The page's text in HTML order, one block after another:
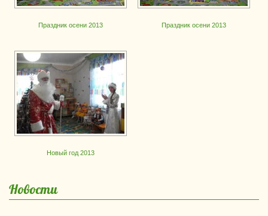
Праздник осени 2013 Праздник осени 2013
Новый год 2013
Новости